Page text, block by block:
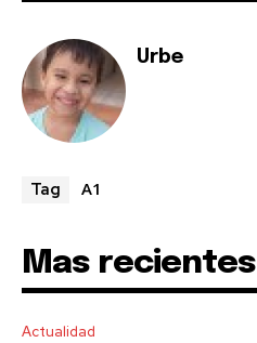
Urbe
Tag A1
Mas recientes
Actualidad